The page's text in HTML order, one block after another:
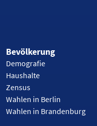
Bevölkerung
Demografie
Haushalte
Zensus
Wahlen in Berlin
Wahlen in Brandenburg